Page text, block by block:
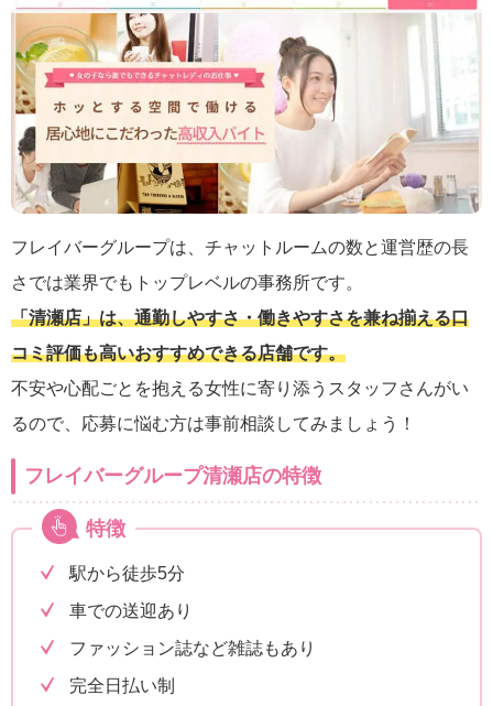
フレイバーグループは、チャットルームの数と運営歴の長
さでは業界でもトップレベルの事務所です。
「清瀬店」は、通勤しやすさ・働きやすさを兼ね揃える口
コミ評価も高いおすすめできる店舗です。
不安や心配ごとを抱える女性に寄り添うスタッフさんがい
るので、応募に悩む方は事前相談してみましょう！
フレイバーグループ清瀬店の特徴
特徴
駅から徒歩5分
車での送迎あり
ファッション誌など雑誌もあり
完全日払い制